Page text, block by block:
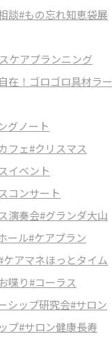
談#もの忘れ知恵袋展
ケアプランニング
在！ゴロゴロ具材ラー
グノート
フェ#クリスマス
イベント
コンサート
演奏会#グランダ大山
ール#ケアプラン
ケアマネほっとタイム
喋り#コーラス
シップ研究会#サロン
プ#サロン健康長寿